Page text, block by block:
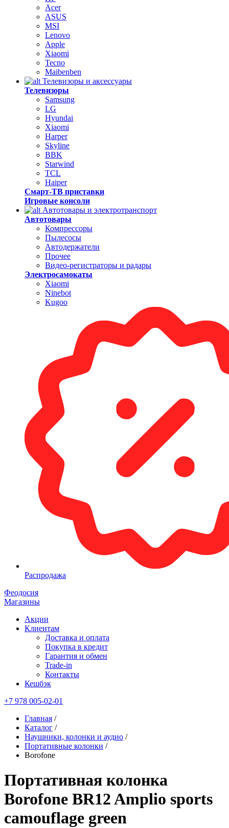
Acer
ASUS
MSI
Lenovo
Apple
Xiaomi
Tecno
Maibenben
Телевизоры и аксессуары
Телевизоры
Samsung
LG
Hyundai
Xiaomi
Harper
Skyline
BBK
Starwind
TCL
Haiper
Смарт-ТВ приставки
Игровые консоли
Автотовары и электротранспорт
Автотовары
Компрессоры
Пылесосы
Автодержатели
Прочее
Видео-регистраторы и радары
Электросамокаты
Xiaomi
Ninebot
Kugoo
Распродажа
Феодосия
Магазины
Акции
Клиентам
Доставка и оплата
Покупка в кредит
Гарантия и обмен
Trade-in
Контакты
Кешбэк
+7 978 005-02-01
Главная /
Каталог /
Наушники, колонки и аудио /
Портативные колонки /
Borofone
Портативная колонка
Borofone BR12 Amplio sports
camouflage green